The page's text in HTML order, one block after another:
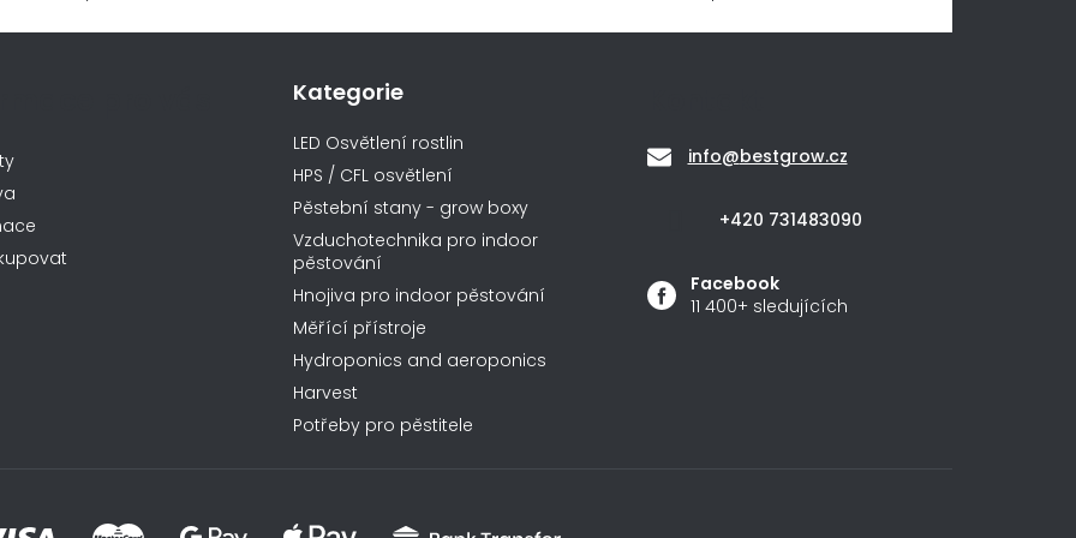
Kategorie
LED Osvětlení rostlin
HPS / CFL osvětlení
Pěstební stany - grow boxy
Vzduchotechnika pro indoor
pěstování
Hnojiva pro indoor pěstování
Měřící přístroje
Hydroponics and aeroponics
Harvest
Potřeby pro pěstitele
info@bestgrow.cz
+420 731483090
Facebook
11 400+ sledujících